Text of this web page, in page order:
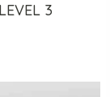
3